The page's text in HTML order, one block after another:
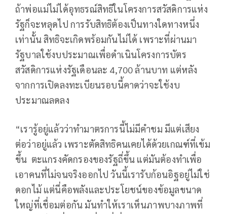
ถ้าพ่อแม่ไม่ได้อุทธรณ์สิทธิในโครงการสวัสดิการแห่ง
รัฐก็จะหลุดไป การรับสิทธิต้องเป็นทางใดทางหนึ่ง
เท่านั้น สิทธิจะเกิดพร้อมกันไม่ได้ เพราะที่ผ่านมา
รัฐบาลใช้งบประมาณเพื่อดำเนินโครงการบัตร
สวัสดิการแห่งรัฐเดือนละ 4,700 ล้านบาท แต่หลัง
จากการเปิดลงทะเบียนรอบนี้คาดว่าจะใช้งบ
ประมาณลดลง
“เรารู้อยู่แล้วว่าทำมาตรการนี้ไม่มีคำชม มีแต่เสียง
ต่อว่าอยู่แล้ว เพราะตัดสิทธิคนเคยได้ด้วยเกณฑ์ที่เข้ม
ขึ้น ตะแกรงคัดกรองของรัฐถี่ขึ้น แต่มันต้องทำเพื่อ
เอาคนที่ไม่จนจริงออกไป วันนี้เรารับก้อนอิฐอยู่ไม่ใช่
ดอกไม้ แต่นี่คือพลังและประโยชน์ของข้อมูลขนาด
ใหญ่ที่เชื่อมต่อกัน มันทำให้เราเห็นภาพบางภาพที่